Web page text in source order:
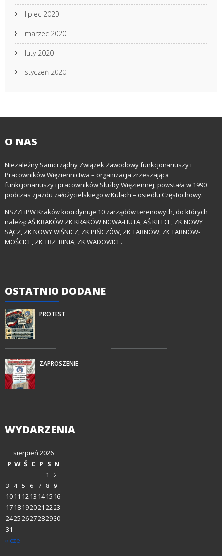
lipiec 2020
marzec 2020
luty 2020
styczeń 2020
O NAS
Niezależny Samorządny Związek Zawodowy funkcjonariuszy i
Pracowników Więziennictwa – organizacja zrzeszająca
funkcjonariuszy i pracowników Służby Więziennej, powstała w 1990
podczas zjazdu założycielskiego w Kulach – osiedlu Częstochowy.
NSZZFiPW Kraków koordynuje 10 zarządów terenowych, do których
należą: AŚ KRAKÓW ZK KRAKÓW NOWA-HUTA, AŚ KIELCE, ZK NOWY
SĄCZ, ZK NOWY WIŚNICZ, ZK PIŃCZÓW, ZK TARNÓW, ZK TARNÓW-
MOŚCICE, ZK TRZEBINIA, ZK WADOWICE.
OSTATNIO DODANE
PROTEST
ZAPROSZENIE
WYDARZENIA
sierpień 2026
P W Ś C P S N
1
2
3 4 5 6 7 8 9
1011 1213 1415 16
1718192021 2223
24252627282930
31
« cze